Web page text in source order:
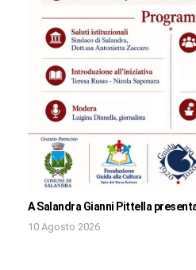
A Salandra Gianni Pittella
10 Agosto 2026